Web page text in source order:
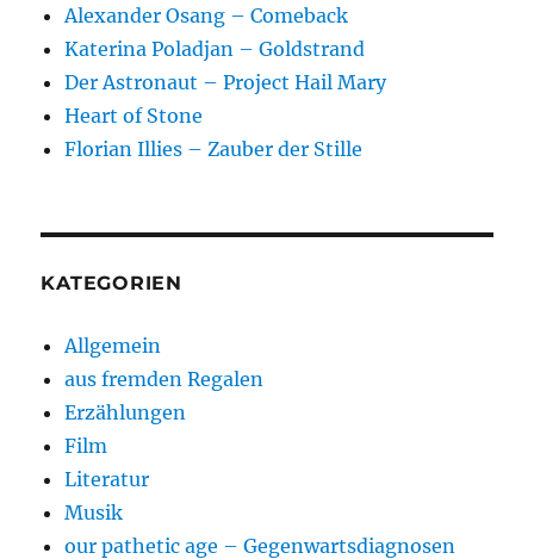
Alexander Osang – Comeback
Katerina Poladjan – Goldstrand
Der Astronaut – Project Hail Mary
Heart of Stone
Florian Illies – Zauber der Stille
KATEGORIEN
Allgemein
aus fremden Regalen
Erzählungen
Film
Literatur
Musik
our pathetic age – Gegenwartsdiagnosen